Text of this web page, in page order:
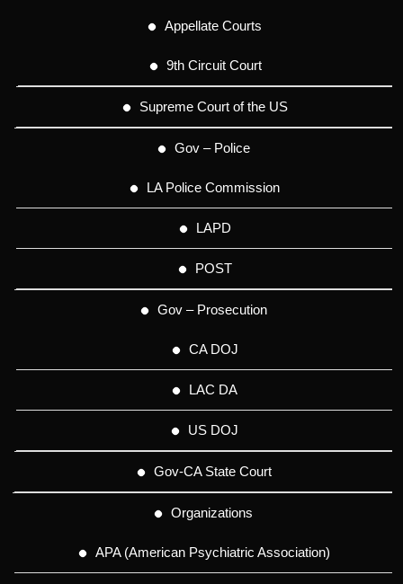
Appellate Courts
9th Circuit Court
Supreme Court of the US
Gov – Police
LA Police Commission
LAPD
POST
Gov – Prosecution
CA DOJ
LAC DA
US DOJ
Gov-CA State Court
Organizations
APA (American Psychiatric Association)